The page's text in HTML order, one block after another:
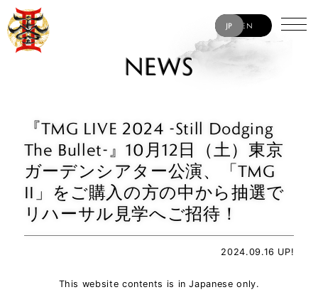
EN
NEWS
『TMG LIVE 2024 -Still Dodging
The Bullet-』10月12日（土）東京
ガーデンシアター公演、「TMG
II」をご購入の方の中から抽選で
リハーサル見学へご招待！
2024.09.16 UP!
This website contents is in Japanese only.